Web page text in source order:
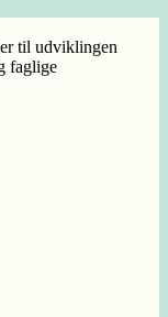
til udviklingen
faglige